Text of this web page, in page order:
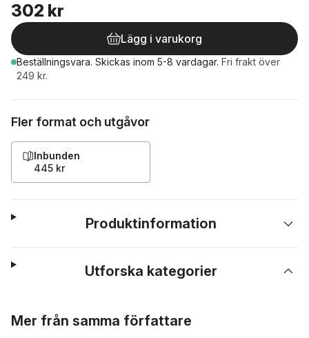
302 kr
Lägg i varukorg
Beställningsvara. Skickas inom 5-8 vardagar. Fri frakt över
249 kr.
Fler format och utgåvor
Inbunden
445 kr
Produktinformation
Utforska kategorier
Mer från samma författare